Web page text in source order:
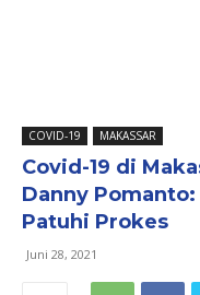
COVID-19 MAKASSAR
Covid-19 di
Danny
Patuhi Prokes
Juni 28, 2021